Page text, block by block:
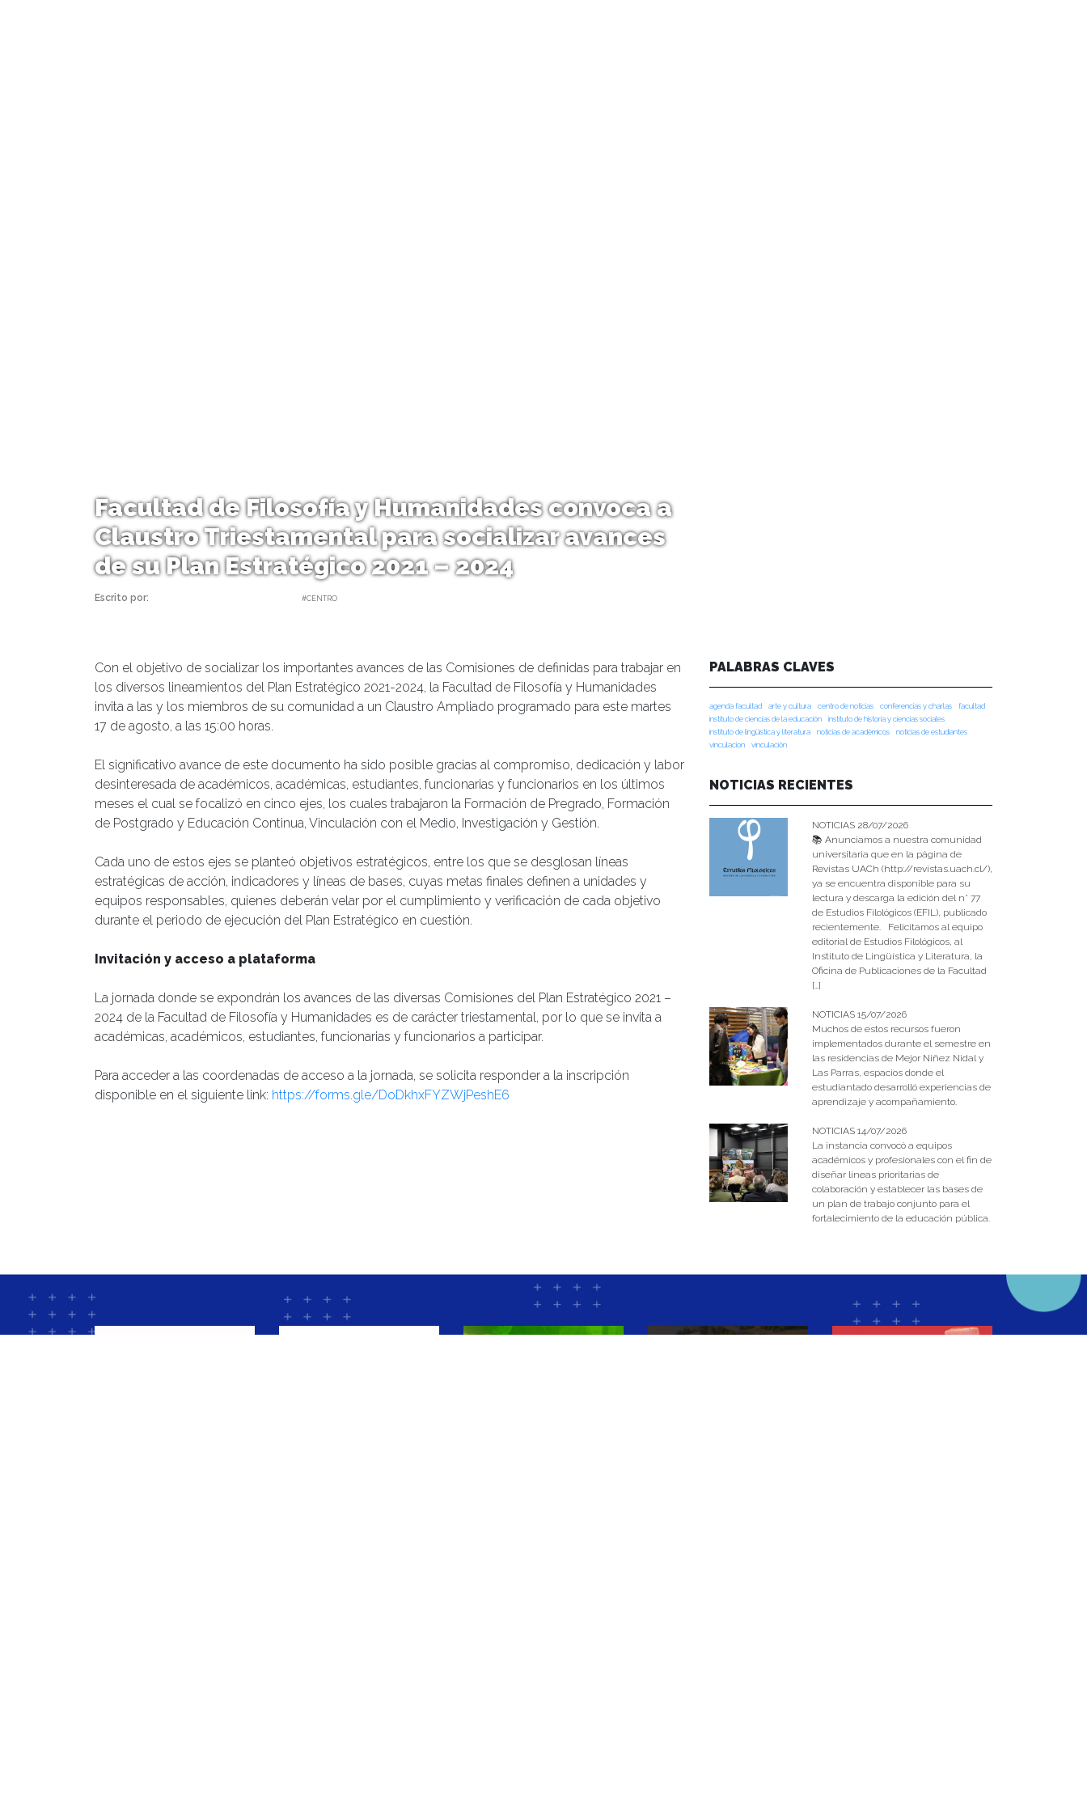
Facultad de Filosofía y Humanidades convoca a
Claustro Triestamental para socializar avances
de su Plan Estratégico 2021 – 2024
Escrito por: #CENTRO
Con el objetivo de socializar los importantes avances de las Comisiones de definidas para trabajar en
los diversos lineamientos del Plan Estratégico 2021-2024, la Facultad de Filosofía y Humanidades
invita a las y los miembros de su comunidad a un Claustro Ampliado programado para este martes
17 de agosto, a las 15:00 horas.
El significativo avance de este documento ha sido posible gracias al compromiso, dedicación y labor
desinteresada de académicos, académicas, estudiantes, funcionarias y funcionarios en los últimos
meses el cual se focalizó en cinco ejes, los cuales trabajaron la Formación de Pregrado, Formación
de Postgrado y Educación Continua, Vinculación con el Medio, Investigación y Gestión.
Cada uno de estos ejes se planteó objetivos estratégicos, entre los que se desglosan líneas
estratégicas de acción, indicadores y líneas de bases, cuyas metas finales definen a unidades y
equipos responsables, quienes deberán velar por el cumplimiento y verificación de cada objetivo
durante el periodo de ejecución del Plan Estratégico en cuestión.
Invitación y acceso a plataforma
La jornada donde se expondrán los avances de las diversas Comisiones del Plan Estratégico 2021 –
2024 de la Facultad de Filosofía y Humanidades es de carácter triestamental, por lo que se invita a
académicas, académicos, estudiantes, funcionarias y funcionarios a participar.
Para acceder a las coordenadas de acceso a la jornada, se solicita responder a la inscripción
disponible en el siguiente link: https://forms.gle/DoDkhxFYZWjPeshE6
PALABRAS CLAVES
agenda facultad arte y cultura centro de noticias conferencias y charlas
facultad
instituto de ciencias de la educación
instituto de historia y ciencias sociales
instituto de lingüística y literatura
noticias de académicos
noticias de estudiantes
vinculacion
vinculación
NOTICIAS RECIENTES
NOTICIAS 28/07/2026
📚 Anunciamos a nuestra comunidad
universitaria que en la página de
Revistas UACh (http://revistas.uach.cl/),
ya se encuentra disponible para su
lectura y descarga la edición del n° 77
de Estudios Filológicos (EFIL), publicado
recientemente. Felicitamos al equipo
editorial de Estudios Filológicos, al
Instituto de Lingüística y Literatura, la
Oficina de Publicaciones de la Facultad
[…]
NOTICIAS 15/07/2026
Muchos de estos recursos fueron
implementados durante el semestre en
las residencias de Mejor Niñez Nidal y
Las Parras, espacios donde el
estudiantado desarrolló experiencias de
aprendizaje y acompañamiento.
NOTICIAS 14/07/2026
La instancia convocó a equipos
académicos y profesionales con el fin de
diseñar líneas prioritarias de
colaboración y establecer las bases de
un plan de trabajo conjunto para el
fortalecimiento de la educación pública.